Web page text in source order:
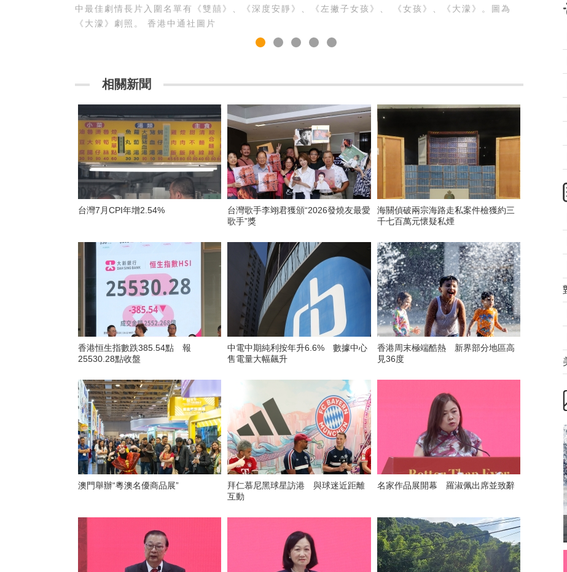
中最佳劇情長片入圍名單有《雙囍》、《深度安靜》、《左撇子女孩》、 《女孩》、《大濛》。圖為
《大濛》劇照。 香港中通社圖片
相關新聞
台灣7月CPI年增2.54%
台灣歌手李翊君獲頒“2026發燒友最愛
歌手”獎
海關偵破兩宗海路走私案件檢獲約三
千七百萬元懷疑私煙
香港恒生指數跌385.54點 報
25530.28點收盤
中電中期純利按年升6.6% 數據中心
售電量大幅飆升
香港周末極端酷熱 新界部分地區高
見36度
澳門舉辦“粵澳名優商品展”
拜仁慕尼黑球星訪港 與球迷近距離
互動
名家作品展開幕 羅淑佩出席並致辭